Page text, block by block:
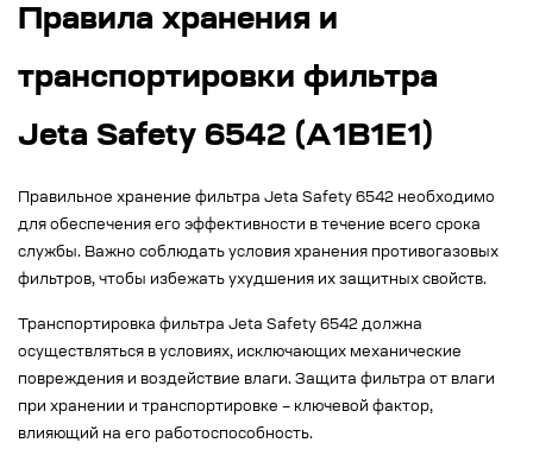
Правила хранения и
транспортировки фильтра
Jeta Safety 6542 (A1B1E1)
Правильное хранение фильтра Jeta Safety 6542 необходимо
для обеспечения его эффективности в течение всего срока
службы. Важно соблюдать условия хранения противогазовых
фильтров, чтобы избежать ухудшения их защитных свойств.
Транспортировка фильтра Jeta Safety 6542 должна
осуществляться в условиях, исключающих механические
повреждения и воздействие влаги. Защита фильтра от влаги
при хранении и транспортировке – ключевой фактор,
влияющий на его работоспособность.